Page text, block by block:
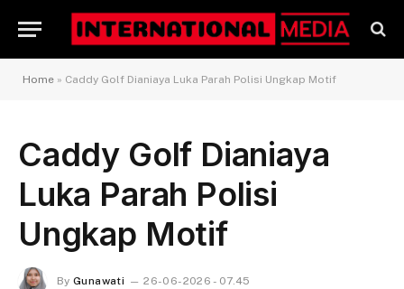
Home » Caddy Golf Dianiaya Luka Parah Polisi Ungkap Motif
Caddy Golf Dianiaya
Luka Parah Polisi
Ungkap Motif
By Gunawati
26-06-2026 - 07.45